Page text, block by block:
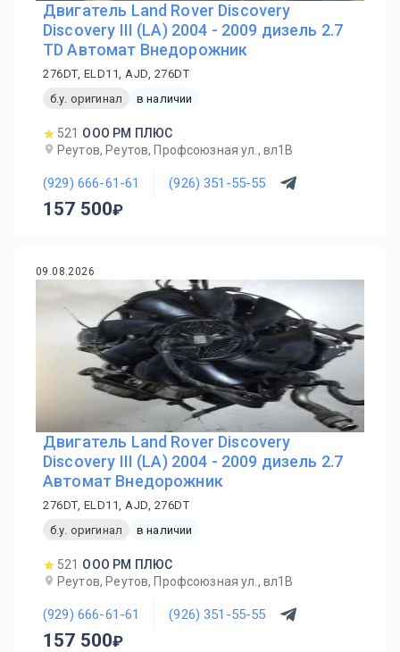
Двигатель Land Rover Discovery
Discovery III (LA) 2004 - 2009 дизель 2.7
TD Автомат Внедорожник
276DT, ELD11, AJD, 276DT
б.у. оригинал
в наличии
521 ООО РМ ПЛЮС
Реутов, Реутов, Профсоюзная ул., вл1В
(929) 666-61-61 (926) 351-55-55
157 500
09.08.2026
Двигатель Land Rover Discovery
Discovery III (LA) 2004 - 2009 дизель 2.7
Автомат Внедорожник
276DT, ELD11, AJD, 276DT
б.у. оригинал
в наличии
521 ООО РМ ПЛЮС
Реутов, Реутов, Профсоюзная ул., вл1В
(929) 666-61-61 (926) 351-55-55
157 500